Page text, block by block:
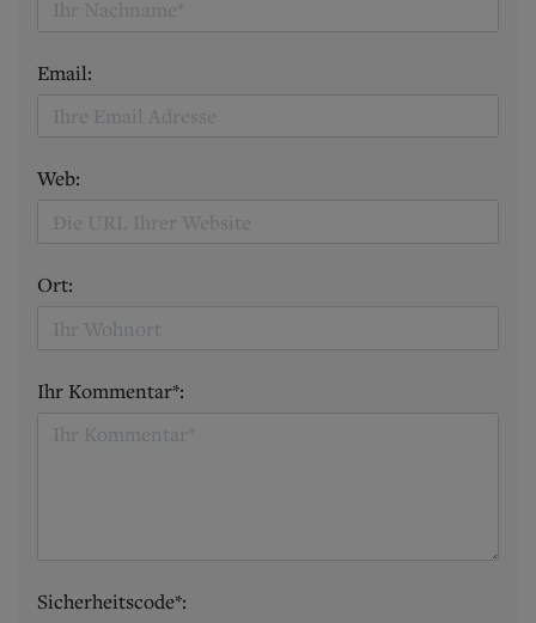
Email:
Web:
Ort:
Ihr Kommentar*:
Sicherheitscode*: